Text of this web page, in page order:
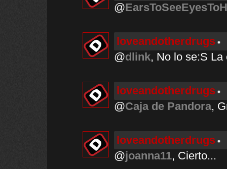
@
loveandotherdrugs
@dlink, No lo se:S La
loveandotherdrugs
@Caja de Pandora,
loveandotherdrugs
@joanna11, Cierto...